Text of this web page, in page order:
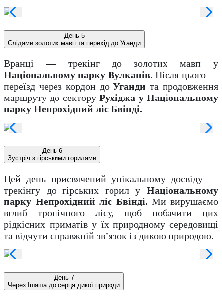
День 5
Слідами золотих мавп та перехід до Уганди
Вранці — трекінг до золотих мавп у
Національному парку Вулканів. Після цього —
переїзд через кордон доУгандита продовження
маршруту до секторуРухіджа у Національному
парку Непрохідний ліс Бвінді.
День 6
Зустріч з гірськими горилами
Цей день присвячений унікальному досвіду —
трекінгу до гірських горил у Національному
парку Непрохідний ліс Бвінді. Ми вирушаємо
вглиб тропічного лісу, щоб побачити цих
рідкісних приматів у їх природному середовищі
та відчути справжній зв’язок із дикою природою.
День 7
Через Ішаша до серця дикої природи